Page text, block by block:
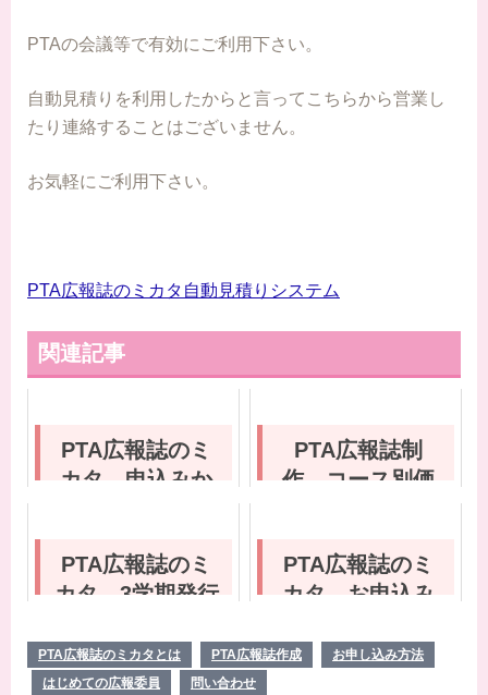
PTAの会議等で有効にご利用下さい。
自動見積りを利用したからと言ってこちらから営業し
たり連絡することはございません。
お気軽にご利用下さい。
PTA広報誌のミカタ自動見積りシステム
関連記事
PTA広報誌のミ
カタ 申込みか
PTA広報誌制
作 コース別価
PTA広報誌のミ
カタ 3学期発行
空き状況（11/30
更新）
PTA広報誌のミ
カタ お申込み
業
PTA広報誌のミカタとは PTA広報誌作成
お申し込み方法
はじめての広報委員
問い合わせ